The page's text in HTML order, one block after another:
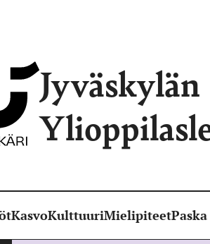
Jyväskylän
KasvoKulttuuriMielipiteet